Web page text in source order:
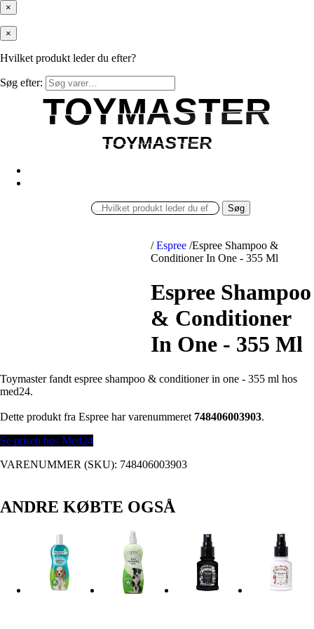
×
×
Hvilket produkt leder du efter?
Søg efter:
TOYMASTER
TOYMASTER
TOYMASTER
TOYMASTER
Søg
/ Espree /Espree Shampoo &
Conditioner In One - 355 Ml
Espree Shampoo
& Conditioner
In One - 355 Ml
Toymaster fandt espree shampoo & conditioner in one - 355 ml hos
med24.
Dette produkt fra Espree har varenummeret 748406003903.
Se prisen hos Med24
VARENUMMER (SKU): 748406003903
ANDRE KØBTE OGSÅ